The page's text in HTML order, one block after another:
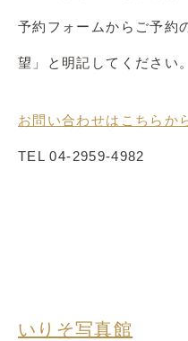
予約フォームからご予約
望」と明記してください。
お問い合わせはこちらか
TEL 04-2959-4982
いりそ写真館